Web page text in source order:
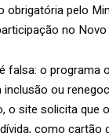
obrigatória pelo
no Novo
falsa: o programa
inclusão ou
o site solicita que
como cartão